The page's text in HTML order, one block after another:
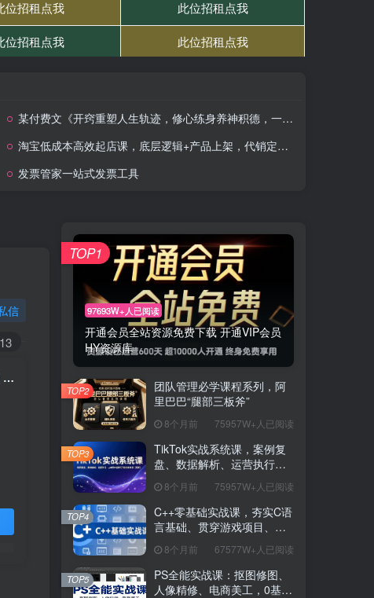
某付费文《开窍重塑人生轨迹，修心练身养神积德，一通百通方法论》
淘宝低成本高效起店课，底层逻辑+产品上架，代销定价与销量实操全解
发票管家一站式发票工具
信
13
视频号创作者分成 ai制作民间故事 新手小白10分钟制作高质量视频 日入2000
97693W+人已阅读
开通会员全站资源免费下载 开通VIP会员
HY资源库
TOP1
团队管理必学课程系列，阿
里巴巴“腿部三板斧”
8个月前 75957W+人已阅读
TOP2
TikTok实战系统课，案例复
盘、数据解析、运营执行，
（更新）
8个月前 75957W+人已阅读
TOP3
C++零基础实战课，夯实C语
言基础、贯穿游戏项目、掌
薪15K+岗位
8个月前 67577W+人已阅读
TOP4
PS全能实战课：抠图修图、
人像精修、电商美工，0基础
TOP5